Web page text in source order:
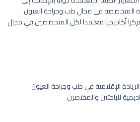
المتخصصة في مجال طب وجراحة العيون.
أكاديميا معتمدا لكل المتخصصين في مجال
الإقليمية في طب وجراحة العيون
للباحثين والمختصين